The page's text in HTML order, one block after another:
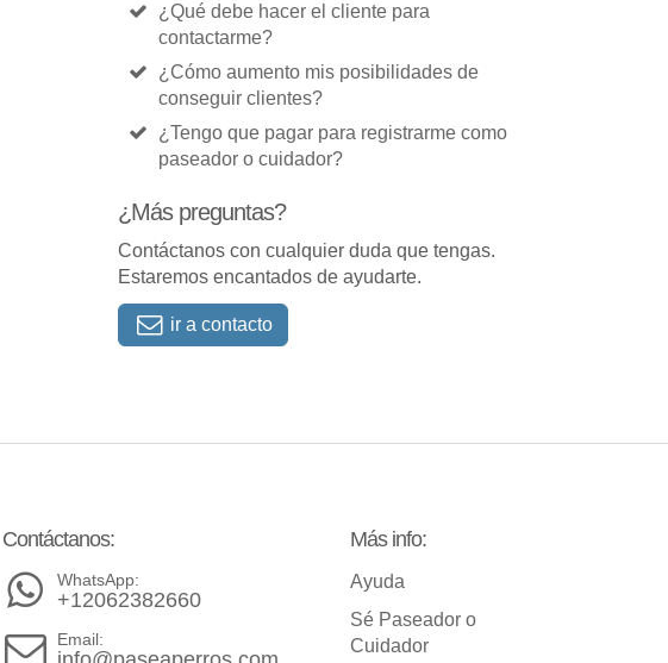
¿Qué debe hacer el cliente para
contactarme?
¿Cómo aumento mis posibilidades de
conseguir clientes?
¿Tengo que pagar para registrarme como
paseador o cuidador?
¿Más preguntas?
Contáctanos con cualquier duda que tengas.
Estaremos encantados de ayudarte.
ir a contacto
Contáctanos:
WhatsApp:
+12062382660
Email:
Más info:
Ayuda
Sé Paseador o
Cuidador